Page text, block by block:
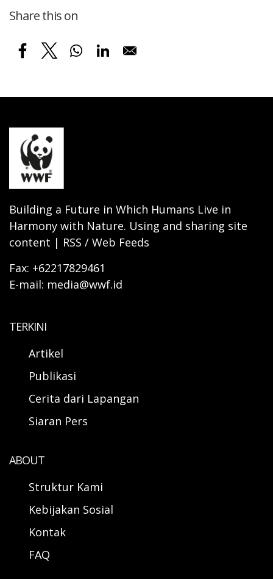
Share this on
Building a Future in Which Humans Live in
Harmony with Nature. Using and sharing site
content | RSS / Web Feeds
Fax: +62217829461
E-mail: media@wwf.id
TERKINI
Artikel
Publikasi
Cerita dari Lapangan
Siaran Pers
ABOUT
Struktur Kami
Kebijakan Sosial
Kontak
FAQ